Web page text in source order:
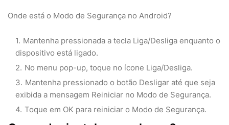
Onde está o Modo de Segurança no Android?
Mantenha pressionada a tecla Liga/Desliga enquanto o
dispositivo está ligado.
No menu pop-up, toque no ícone Liga/Desliga.
Mantenha pressionado o botão Desligar até que seja
exibida a mensagem Reiniciar no Modo de Segurança.
Toque em OK para reiniciar o Modo de Segurança.